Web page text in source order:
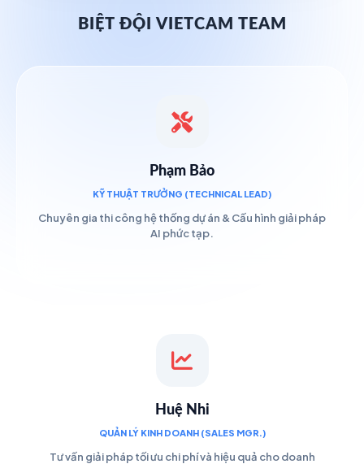
BIỆT ĐỘI VIETCAM TEAM
Phạm Bảo
KỸ THUẬT TRƯỞNG (TECHNICAL LEAD)
Chuyên gia thi công hệ thống dự án & Cấu hình giải pháp
AI phức tạp.
Huệ Nhi
QUẢN LÝ KINH DOANH (SALES MGR.)
Tư vấn giải pháp tối ưu chi phí và hiệu quả cho doanh